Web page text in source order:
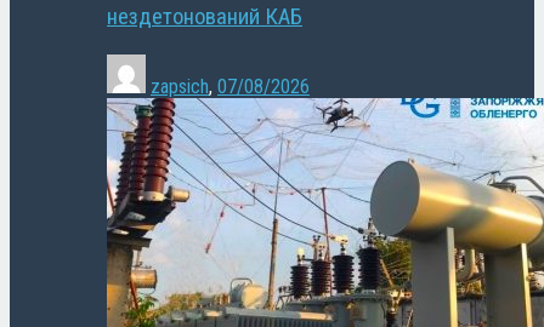
нездетонований КАБ
zapsich, 07/08/2026